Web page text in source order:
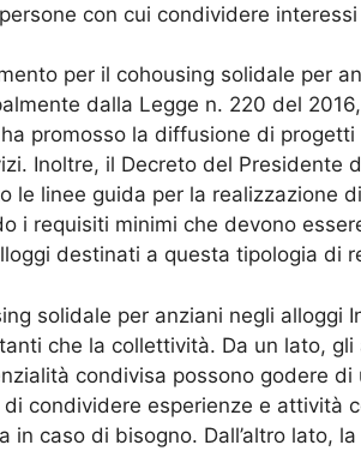
con cui condividere
per il cohousing solidale per
dalla Legge n. 220 del
ha promosso la diffusione di
Inoltre, il Decreto del Presidente
le linee guida per la realizzazione
i requisiti minimi che devono
destinati a questa tipologia di
solidale per anziani negli alloggi
che la collettività. Da un lato,
condivisa possono godere
condividere esperienze e attività
in caso di bisogno. Dall’altro lato,